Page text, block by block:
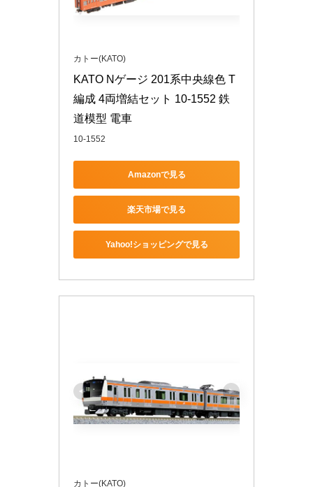
カトー(KATO)
KATO Nゲージ 201系中央線色 T
編成 4両増結セット 10-1552 鉄
道模型 電車
10-1552
Amazonで見る
楽天市場で見る
Yahoo!ショッピングで見る
カトー(KATO)